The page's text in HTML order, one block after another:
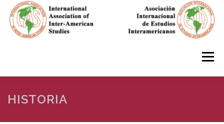
content
Menu
HOME ABOUT
HISTORIA